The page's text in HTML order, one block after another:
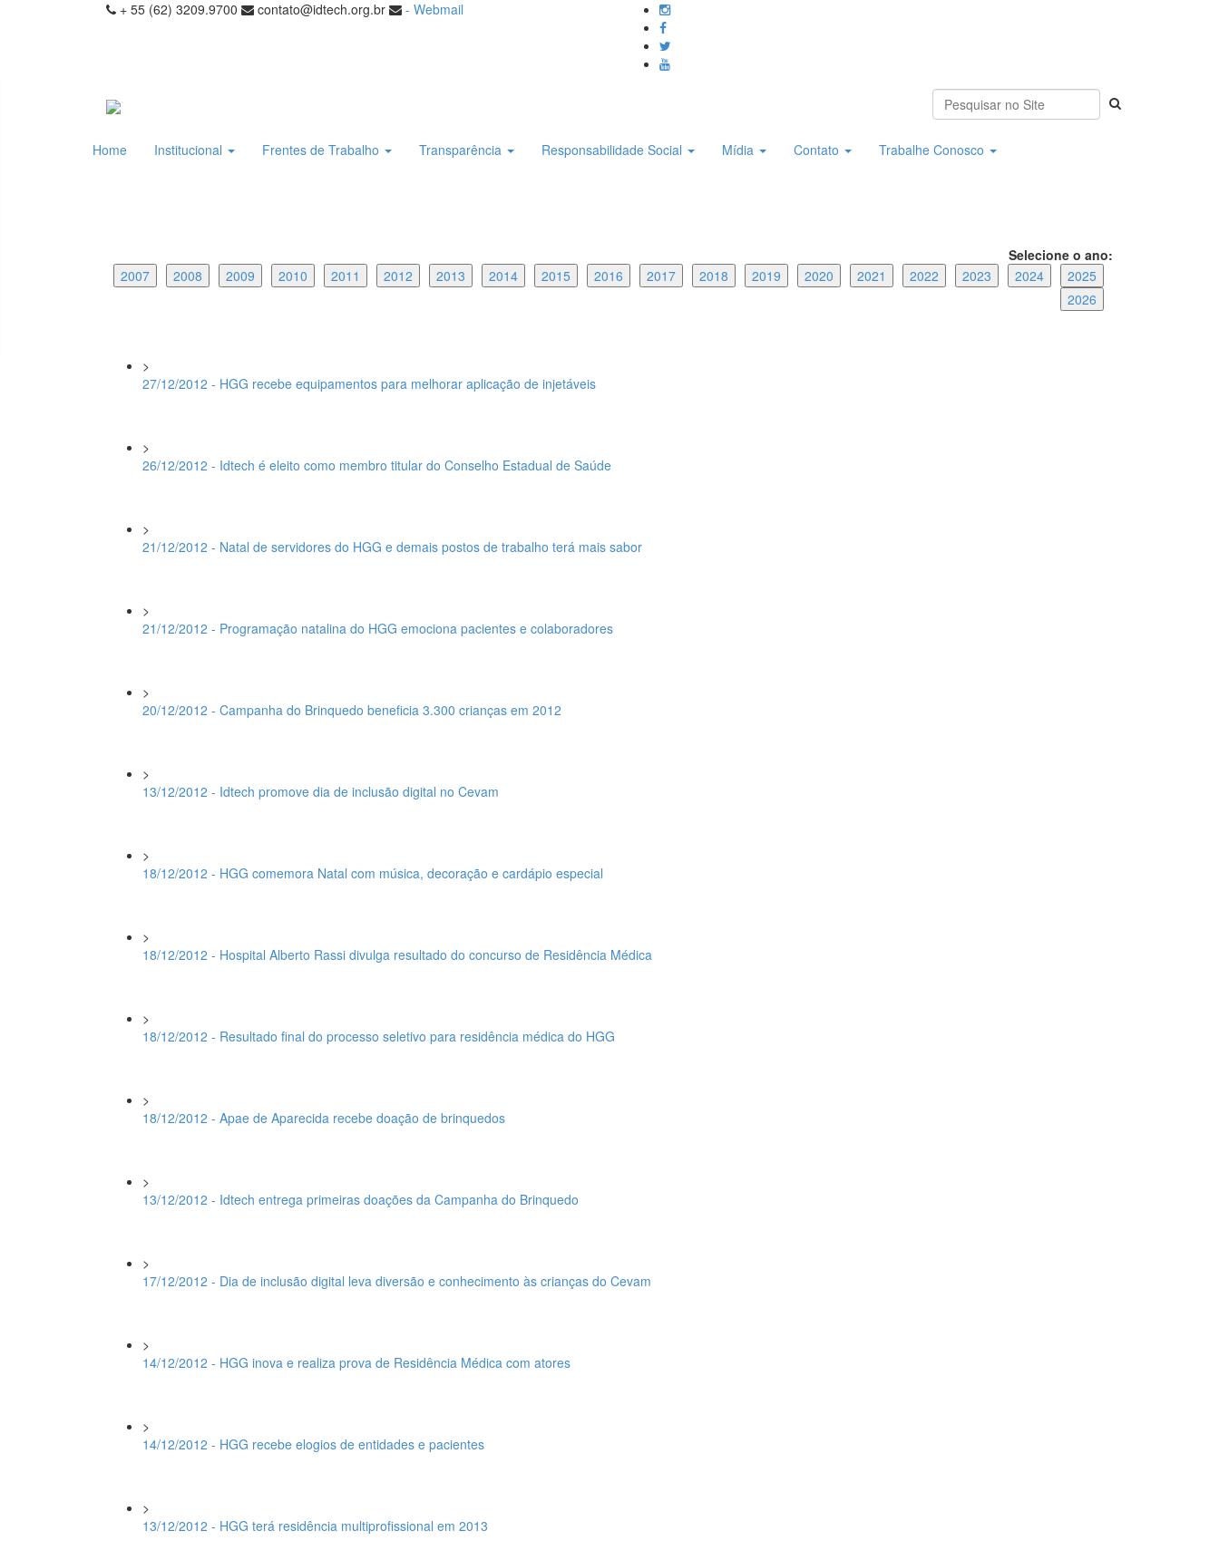
+ 55 (62) 3209.9700 contato@idtech.org.br - Webmail
Home Institucional Frentes de Trabalho Transparência Responsabilidade Social Mídia Contato Trabalhe Conosco
Selecione o ano:
2007
2008 2009 2010 2011 2012 2013 2014 2015 2016 2017 2018 2019 2020 2021 2022 2023 2024
2025
2026
>
27/12/2012 - HGG recebe equipamentos para melhorar aplicação de injetáveis
>
26/12/2012 - Idtech é eleito como membro titular do Conselho Estadual de Saúde
>
21/12/2012 - Natal de servidores do HGG e demais postos de trabalho terá mais sabor
>
21/12/2012 - Programação natalina do HGG emociona pacientes e colaboradores
>
20/12/2012 - Campanha do Brinquedo beneficia 3.300 crianças em 2012
>
13/12/2012 - Idtech promove dia de inclusão digital no Cevam
>
18/12/2012 - HGG comemora Natal com música, decoração e cardápio especial
>
18/12/2012 - Hospital Alberto Rassi divulga resultado do concurso de Residência Médica
>
18/12/2012 - Resultado final do processo seletivo para residência médica do HGG
>
18/12/2012 - Apae de Aparecida recebe doação de brinquedos
>
13/12/2012 - Idtech entrega primeiras doações da Campanha do Brinquedo
>
17/12/2012 - Dia de inclusão digital leva diversão e conhecimento às crianças do Cevam
>
14/12/2012 - HGG inova e realiza prova de Residência Médica com atores
>
14/12/2012 - HGG recebe elogios de entidades e pacientes
>
13/12/2012 - HGG terá residência multiprofissional em 2013